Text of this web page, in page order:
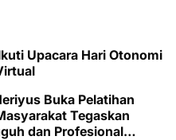
Upacara Hari Otonomi
Buka Pelatihan
Tegaskan
dan Profesional